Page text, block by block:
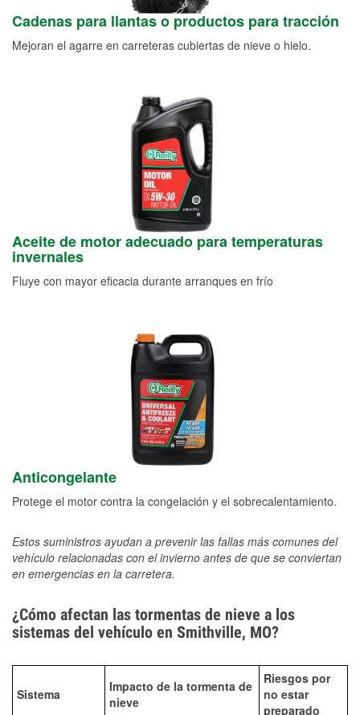
Cadenas para llantas o productos para tracción
Mejoran el agarre en carreteras cubiertas de nieve o hielo.
Aceite de motor adecuado para temperaturas
invernales
Fluye con mayor eficacia durante arranques en frío
Anticongelante
Protege el motor contra la congelación y el sobrecalentamiento.
Estos suministros ayudan a prevenir las fallas más comunes del
vehículo relacionadas con el invierno antes de que se conviertan
en emergencias en la carretera.
¿Cómo afectan las tormentas de nieve a los
sistemas del vehículo en Smithville, MO?
Sistema
Impacto de la tormenta de
nieve
Riesgos por
no estar
preparado